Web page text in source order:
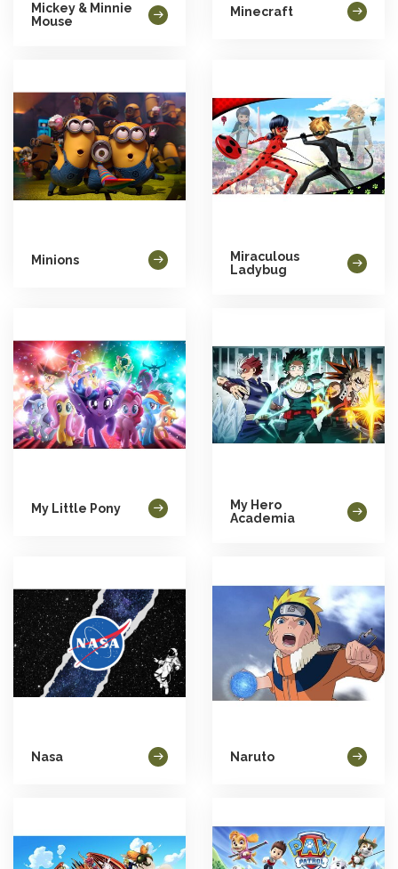
Mickey & Minnie
Mouse
Minecraft
Minions
Miraculous
Ladybug
My Little Pony
My Hero
Academia
Nasa Naruto